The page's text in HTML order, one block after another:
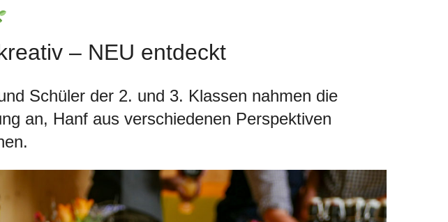
– NEU entdeckt
Schüler der 2. und 3. Klassen nahmen die
an, Hanf aus verschiedenen Perspektiven